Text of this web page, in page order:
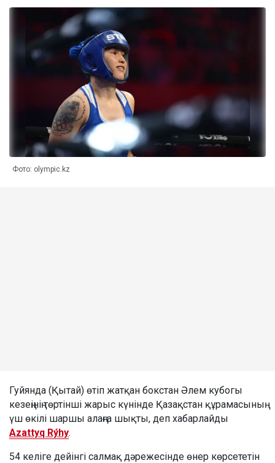
Фото: olympic.kz
Гуйянда (Қытай) өтіп жатқан бокстан Әлем кубогы
кезеңінің төртінші жарыс күнінде Қазақстан құрамасының
үш өкілі шаршы алаңға шықты, деп хабарлайды
Azattyq Rýhy.
54 келіге дейінгі салмақ дәрежесінде өнер көрсететін